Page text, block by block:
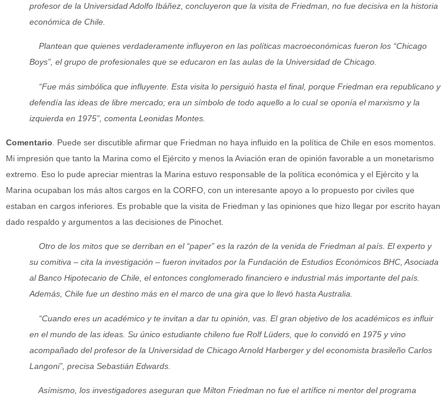
profesor de la Universidad Adolfo Ibáñez, concluyeron que la visita de Friedman, no fue decisiva en la historia
económica de Chile.
Plantean que quienes verdaderamente influyeron en las políticas macroeconómicas fueron los “Chicago
Boys”, el grupo de profesionales que se educaron en las aulas de la Universidad de Chicago.
“Fue más simbólica que influyente. Esta visita lo persiguió hasta el final, porque Friedman era republicano y
defendía las ideas de libre mercado; era un símbolo de todo aquello a lo cual se oponía el marxismo y la
izquierda en 1975”, comenta Leonidas Montes.
Comentario . Puede ser discutible afirmar que Friedman no haya influido en la política de Chile en esos momentos.
Mi impresión que tanto la Marina como el Ejército y menos la Aviación eran de opinión favorable a un monetarismo
extremo. Eso lo pude apreciar mientras la Marina estuvo responsable de la política económica y el Ejército y la
Marina ocupaban los más altos cargos en la CORFO, con un interesante apoyo a lo propuesto por civiles que
estaban en cargos inferiores. Es probable que la visita de Friedman y las opiniones que hizo llegar por escrito hayan
dado respaldo y argumentos a las decisiones de Pinochet.
Otro de los mitos que se derriban en el “paper” es la razón de la venida de Friedman al país. El experto y
su comitiva – cita la investigación – fueron invitados por la Fundación de Estudios Económicos BHC, Asociada
al Banco Hipotecario de Chile, el entonces conglomerado financiero e industrial más importante del país.
Además, Chile fue un destino más en el marco de una gira que lo llevó hasta Australia.
“Cuando eres un académico y te invitan a dar tu opinión, vas. El gran objetivo de los académicos es influir
en el mundo de las ideas. Su único estudiante chileno fue Rolf Lüders, que lo convidó en 1975 y vino
acompañado del profesor de la Universidad de Chicago Arnold Harberger y del economista brasileño Carlos
Langoni”, precisa Sebastián Edwards.
Asímismo, los investigadores aseguran que Milton Friedman no fue el artífice ni mentor del programa